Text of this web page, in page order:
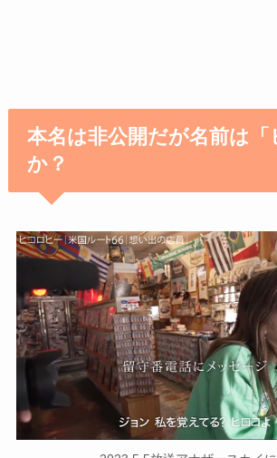
本名は非公開だが名前は「
か？